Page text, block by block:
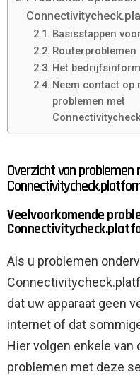
Basisstappen
Routerproblemen
Het
Neem contact op
problemen met
Overzicht van problemen
Veelvoorkomende
Als u problemen
dat uw apparaat geen
internet of dat
Hier volgen enkele
problemen met deze